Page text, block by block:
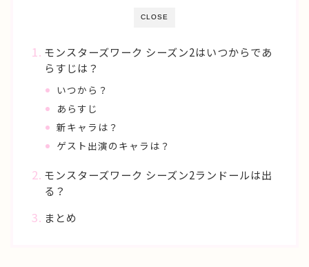
CLOSE
モンスターズワーク シーズン2はいつからであ
らすじは？
いつから？
あらすじ
新キャラは？
ゲスト出演のキャラは？
モンスターズワーク シーズン2ランドールは出
る？
まとめ